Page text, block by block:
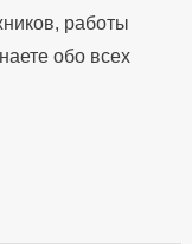
работы
обо всех